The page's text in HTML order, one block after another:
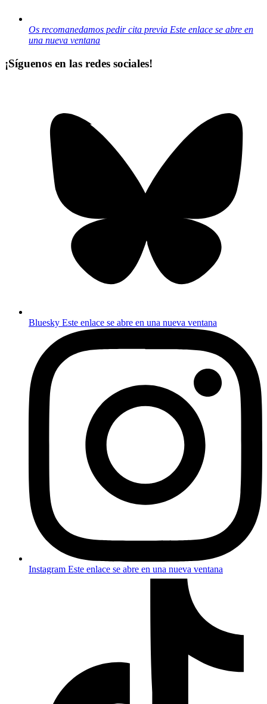
Os recomanedamos pedir cita previa Este enlace se abre en
una nueva ventana
¡Síguenos en las redes sociales!
Bluesky Este enlace se abre en una nueva ventana
Instagram Este enlace se abre en una nueva ventana